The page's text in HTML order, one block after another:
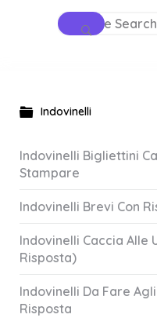
Indovinelli
Indovinelli Bigliettini
Stampare
Indovinelli Brevi Con
Indovinelli Caccia Alle
Risposta)
Indovinelli Da Fare
Risposta